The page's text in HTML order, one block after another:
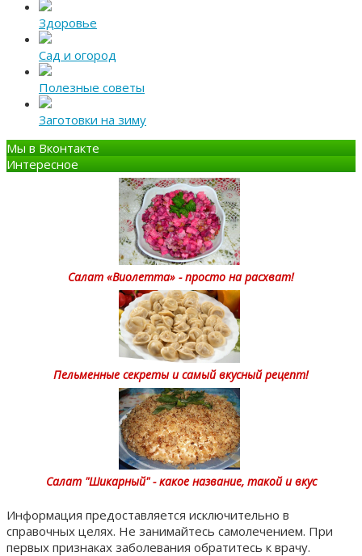
Здоровье
Сад и огород
Полезные советы
Заготовки на зиму
Мы в Вконтакте
Интересное
Салат «Виолетта» - просто на расхват!
Пельменные секреты и самый вкусный рецепт!
Салат "Шикарный" - какое название, такой и вкус
Информация предоставляется исключительно в
справочных целях. Не занимайтесь самолечением. При
первых признаках заболевания обратитесь к врачу.